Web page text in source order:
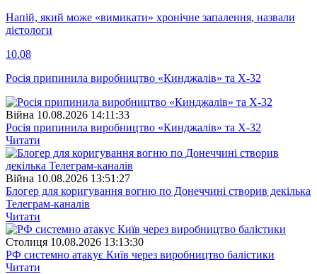
Напій, який може «вимикати» хронічне запалення, назвали
дієтологи
10.08
Росія припинила виробництво «Кинджалів» та Х-32
Війна 10.08.2026 14:11:33
Росія припинила виробництво «Кинджалів» та Х-32
Читати
Війна 10.08.2026 13:51:27
Блогер для коригування вогню по Донеччині створив декілька
Телеграм-каналів
Читати
Столиця 10.08.2026 13:13:30
РФ системно атакує Київ через виробництво балістики
Читати